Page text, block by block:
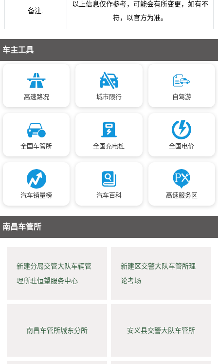
备注:
以上信息仅作参考，可能会有所变更，如有不
符，以官方为准。
车主工具
高速路况 城市限行 自驾游
全国车管所 全国充电桩 全国电价
汽车销量榜 汽车百科 高速服务区
南昌车管所
新建分局交管大队车辆管
理所驻恒望服务中心
新建区交警大队车管所理
论考场
南昌车管所城东分所 安义县交警大队车管所